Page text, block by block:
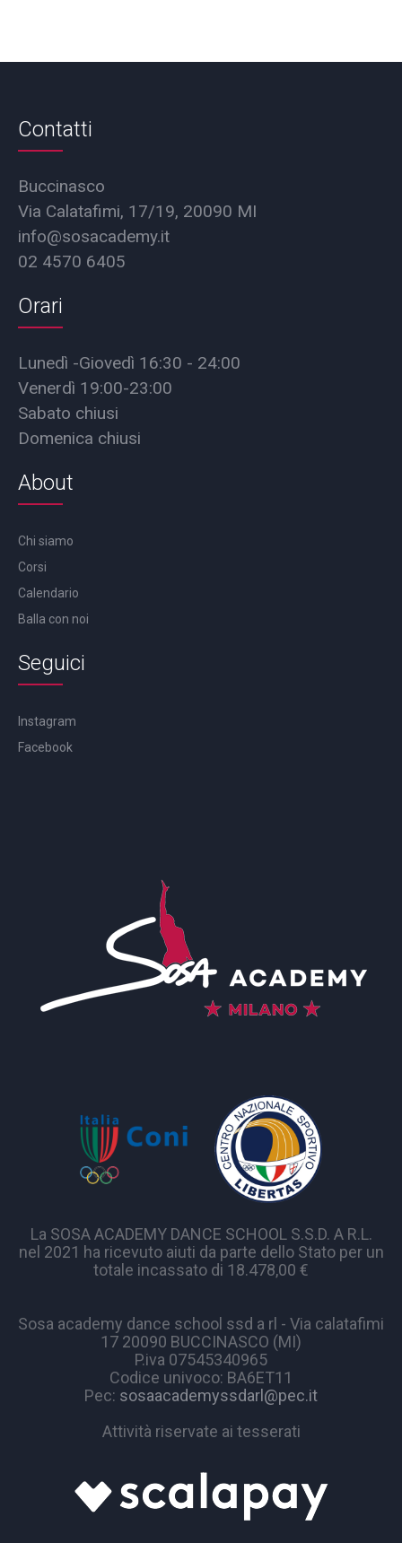
Contatti
Buccinasco
Via Calatafimi, 17/19, 20090 MI
info@sosacademy.it
02 4570 6405
Orari
Lunedì -Giovedì 16:30 - 24:00
Venerdì 19:00-23:00
Sabato chiusi
Domenica chiusi
About
Chi siamo
Corsi
Calendario
Balla con noi
Seguici
Instagram
Facebook
La SOSA ACADEMY DANCE SCHOOL S.S.D. A R.L.
nel 2021 ha ricevuto aiuti da parte dello Stato per un
totale incassato di 18.478,00 €
Sosa academy dance school ssd a rl - Via calatafimi
17 20090 BUCCINASCO (MI)
P.iva 07545340965
Codice univoco: BA6ET11
Pec: sosaacademyssdarl@pec.it
Attività riservate ai tesserati